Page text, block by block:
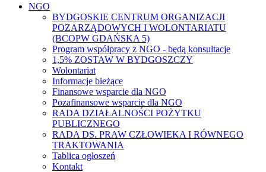
NGO
BYDGOSKIE CENTRUM ORGANIZACJI
POZARZĄDOWYCH I WOLONTARIATU
(BCOPW GDAŃSKA 5)
Program współpracy z NGO - będą konsultacje
1,5% ZOSTAW W BYDGOSZCZY
Wolontariat
Informacje bieżące
Finansowe wsparcie dla NGO
Pozafinansowe wsparcie dla NGO
RADA DZIAŁALNOŚCI POŻYTKU
PUBLICZNEGO
RADA DS. PRAW CZŁOWIEKA I RÓWNEGO
TRAKTOWANIA
Tablica ogłoszeń
Kontakt